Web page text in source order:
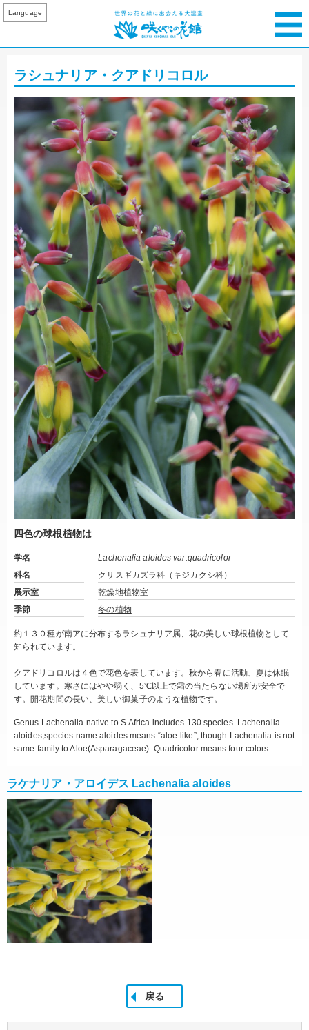
Language
ラシュナリア・クアドリコロル
四色の球根植物は
学名
Lachenalia aloides var.quadricolor
科名
クサスギカズラ科（キジカクシ科）
展示室
乾燥地植物室
季節
冬の植物
約１３０種が南アに分布するラシュナリア属、花の美しい球根植物として
知られています。
クアドリコロルは４色で花色を表しています。秋から春に活動、夏は休眠
しています。寒さにはやや弱く、5℃以上で霜の当たらない場所が安全で
す。開花期間の長い、美しい御菓子のような植物です。
Genus Lachenalia native to S.Africa includes 130 species. Lachenalia
aloides,species name aloides means “aloe-like”; though Lachenalia is not
same family to Aloe(Asparagaceae). Quadricolor means four colors.
ラケナリア・アロイデス Lachenalia aloides
戻る